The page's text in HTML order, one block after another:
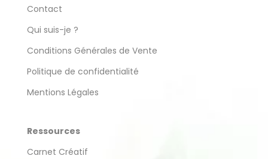
Contact
Qui suis-je ?
Conditions Générales de Vente
Politique de confidentialité
Mentions Légales
Ressources
Carnet Créatif